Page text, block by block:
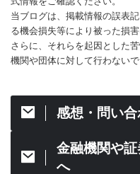
当ブログは、掲載情報の誤表
る機会損失等により被った損
さらに、それらを起因とした
機関や団体に対して行わないで
感想・問い
金融機関や
へ